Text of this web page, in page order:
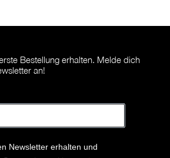
Bestellung erhalten. Melde dich
an!
Newsletter erhalten und